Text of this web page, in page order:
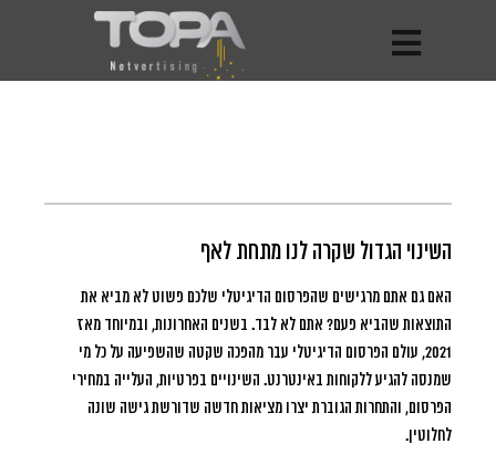
השינוי הגדול שקרה לנו מתחת לאף
האם גם אתם מרגישים שהפרסום הדיגיטלי שלכם פשוט לא מביא את
התוצאות שהביא פעם? אתם לא לבד. בשנים האחרונות, ובמיוחד מאז
2021, עולם הפרסום הדיגיטלי עבר מהפכה שקטה שהשפיעה על כל מי
שמנסה להגיע ללקוחות באינטרנט. השינויים בפרטיות, העלייה במחירי
הפרסום, והתחרות הגוברת יצרו מציאות חדשה שדורשת גישה שונה
לחלוטין.